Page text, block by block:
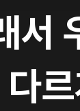
서
다르